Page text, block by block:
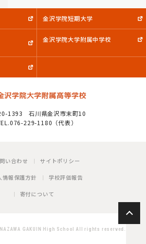
金沢学院短期大学
金沢学院大学附属中学校
1393
石川県金沢市末町10
229-1180（代表）
い合わせ サイトポリシー
情報保護方針 学校評価報告
寄付について
GAKUIN High School All rights reserved.